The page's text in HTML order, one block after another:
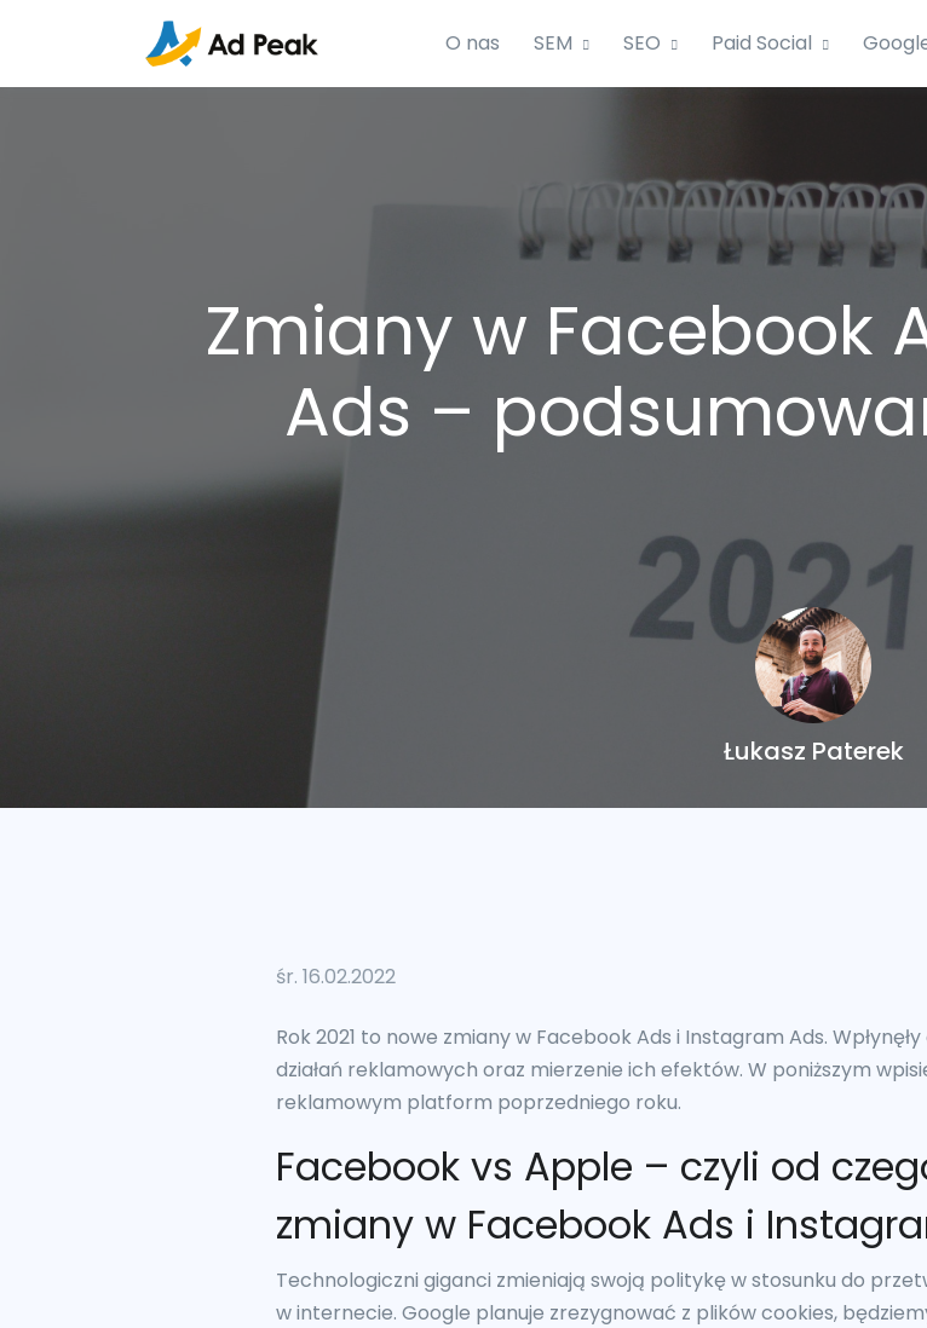
O nas SEM SEO Paid Social
Zmiany w Facebook
Ads –
Łukasz Paterek
śr. 16.02.2022
Rok 2021 to nowe zmiany w Facebook Ads i Instagram Ads.
działań reklamowych oraz mierzenie ich efektów. W poniższym
reklamowym platform poprzedniego roku.
Facebook vs Apple – czyli od
zmiany w Facebook Ads i
Technologiczni giganci zmieniają swoją politykę w stosunku do
w internecie. Google planuje zrezygnować z plików cookies,